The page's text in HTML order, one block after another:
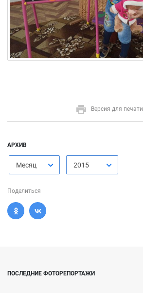
Версия для печати
АРХИВ
Месяц 2015
Поделиться
ПОСЛЕДНИЕ ФОТОРЕПОРТАЖИ